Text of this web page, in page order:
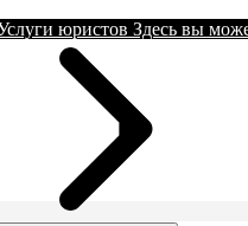
юристов Здесь вы